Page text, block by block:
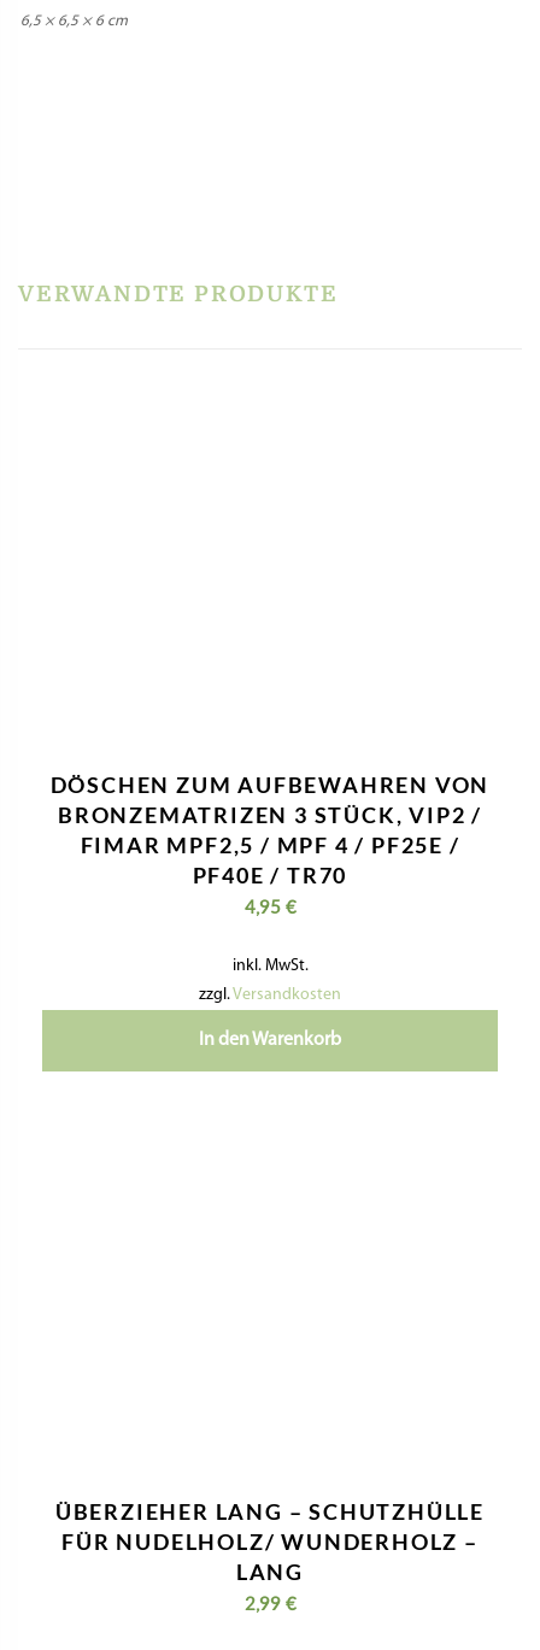
6,5 × 6,5 × 6 cm
Fattorina / Fimar MPF1,5 / PF15E Lilly“
VERWANDTE PRODUKTE
DÖSCHEN ZUM AUFBEWAHREN VON
BRONZEMATRIZEN 3 STÜCK, VIP2 /
FIMAR MPF2,5 / MPF 4 / PF25E /
PF40E / TR70
4,95 €
inkl. MwSt.
zzgl.Versandkosten
In den Warenkorb
ÜBERZIEHER LANG – SCHUTZHÜLLE
FÜR NUDELHOLZ/ WUNDERHOLZ –
LANG
2,99 €